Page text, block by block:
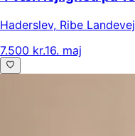
Haderslev, Ribe Landevej
7.500 kr.16. maj